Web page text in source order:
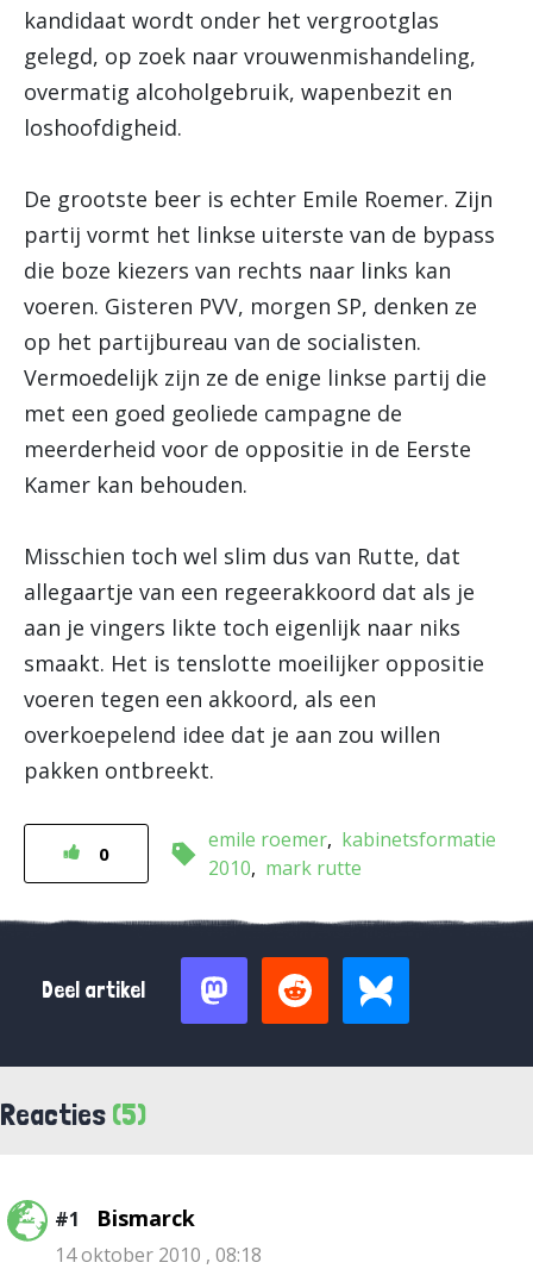
kandidaat wordt onder het vergrootglas
gelegd, op zoek naar vrouwenmishandeling,
overmatig alcoholgebruik, wapenbezit en
loshoofdigheid.
De grootste beer is echter Emile Roemer. Zijn
partij vormt het linkse uiterste van de bypass
die boze kiezers van rechts naar links kan
voeren. Gisteren PVV, morgen SP, denken ze
op het partijbureau van de socialisten.
Vermoedelijk zijn ze de enige linkse partij die
met een goed geoliede campagne de
meerderheid voor de oppositie in de Eerste
Kamer kan behouden.
Misschien toch wel slim dus van Rutte, dat
allegaartje van een regeerakkoord dat als je
aan je vingers likte toch eigenlijk naar niks
smaakt. Het is tenslotte moeilijker oppositie
voeren tegen een akkoord, als een
overkoepelend idee dat je aan zou willen
pakken ontbreekt.
0
emile roemer kabinetsformatie
2010
mark rutte
Deel artikel
Reacties (5)
#1 Bismarck
14 oktober 2010 , 08:18